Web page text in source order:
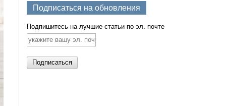
Подписаться на обновления
Подпишитесь на лучшие статьи по эл. почте